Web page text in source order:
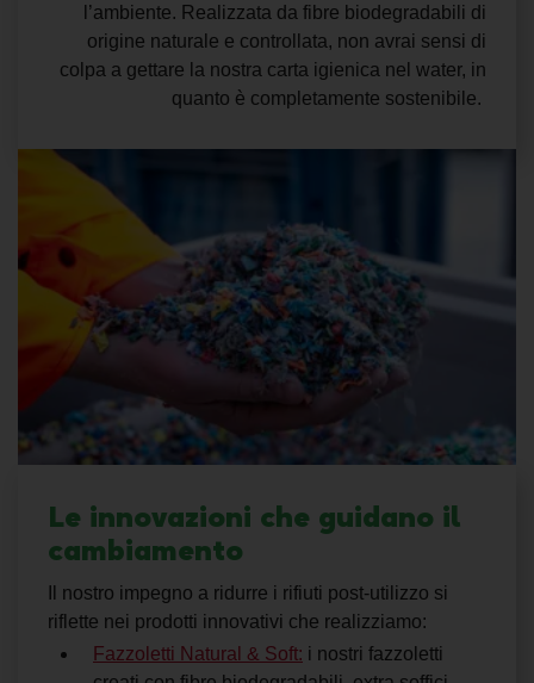
l’ambiente. Realizzata da fibre biodegradabili di
origine naturale e controllata, non avrai sensi di
colpa a gettare la nostra carta igienica nel water, in
quanto è completamente sostenibile.
Le innovazioni che guidano il
cambiamento
Il nostro impegno a ridurre i rifiuti post-utilizzo si
riflette nei prodotti innovativi che realizziamo:
Fazzoletti Natural & Soft: i nostri fazzoletti